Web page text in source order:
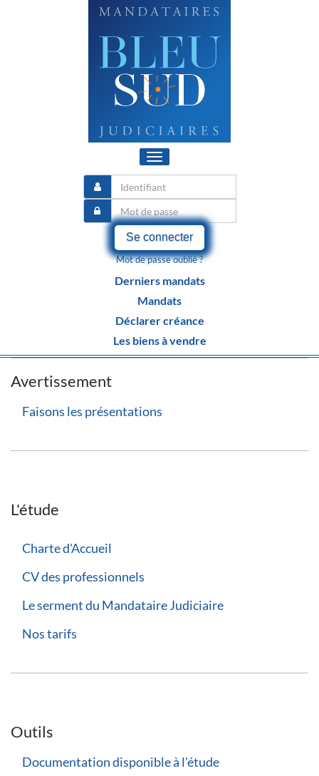
Toggle
navigation
Se connecter
Mot de passe oublié ?
Derniers mandats
Mandats
Déclarer créance
Les biens à vendre
Avertissement
Faisons les présentations
L'étude
Charte d'Accueil
CV des professionnels
Le serment du Mandataire Judiciaire
Nos tarifs
Outils
Documentation disponible à l'étude